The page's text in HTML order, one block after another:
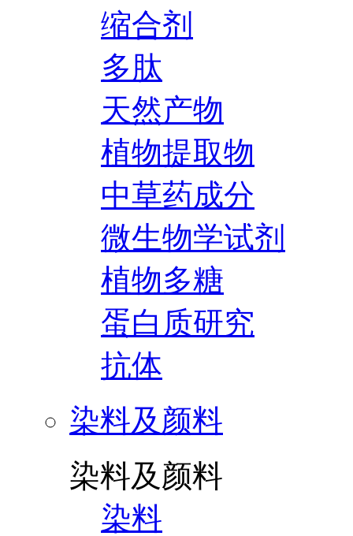
缩合剂
多肽
天然产物
植物提取物
中草药成分
微生物学试剂
植物多糖
蛋白质研究
抗体
染料及颜料
染料及颜料
染料